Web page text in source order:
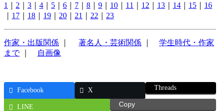
1
2 3 4 5 6 7 8 9 10 11 12 13 14 15
16
17 18 19 20 21 22 23
作家・出版関係 著名人・芸術関係
学生時代・作家
まで｜ 自画像
Facebook X Threads
LINE Copy